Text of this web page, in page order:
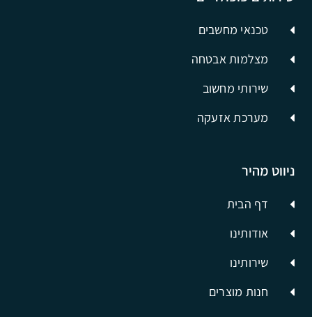
ניווט מהיר
דף הבית
אודותינו
שירותינו
חנות מוצרים
טכנאי מחשבים
מצלמות אבטחה
שירותי מחשוב
מערכת אזעקה